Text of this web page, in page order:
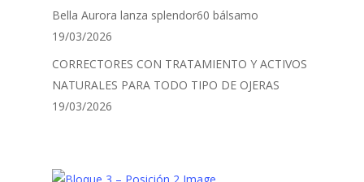
Bella Aurora lanza splendor60 bálsamo
19/03/2026
CORRECTORES CON TRATAMIENTO Y ACTIVOS
NATURALES PARA TODO TIPO DE OJERAS
19/03/2026